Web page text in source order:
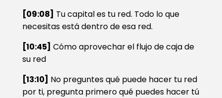
[09:08] Tu capital es tu red. Todo lo que
necesitas está dentro de esa red.
[10:45] Cómo aprovechar el flujo de caja de
su red
[13:10] No preguntes qué puede hacer tu red
por ti, pregunta primero qué puedes hacer tú